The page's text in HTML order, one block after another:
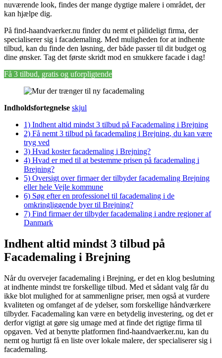
nuværende look, findes der mange dygtige malere i området, der
kan hjælpe dig.
På find-haandvaerker.nu finder du nemt et pålideligt firma, der
specialiserer sig i facademaling. Med muligheden for at indhente
tilbud, kan du finde den løsning, der både passer til dit budget og
dine ønsker. Tag det første skridt mod en smukkere facade i dag!
Få 3 tilbud, gratis og uforpligtende
Indholdsfortegnelse skjul
1) Indhent altid mindst 3 tilbud på Facademaling i Brejning
2) Få nemt 3 tilbud på facademaling i Brejning, du kan være
tryg ved
3) Hvad koster facademaling i Brejning?
4) Hvad er med til at bestemme prisen på facademaling i
Brejning?
5) Oversigt over firmaer der tilbyder facademaling Brejning
eller hele Vejle kommune
6) Søg efter en professionel til facademaling i de
omkringliggende byer til Brejning?
7) Find firmaer der tilbyder facademaling i andre regioner af
Danmark
Indhent altid mindst 3 tilbud på
Facademaling i Brejning
Når du overvejer facademaling i Brejning, er det en klog beslutning
at indhente mindst tre forskellige tilbud. Med et sådant valg får du
ikke blot mulighed for at sammenligne priser, men også at vurdere
kvaliteten og omfanget af de ydelser, som forskellige håndværkere
tilbyder. Facademaling kan være en betydelig investering, og det er
derfor vigtigt at gøre sig umage med at finde det rigtige firma til
opgaven. Ved at benytte platformen find-haandvaerker.nu, kan du
nemt og hurtigt få en liste over lokale malere, der specialiserer sig i
facademaling.